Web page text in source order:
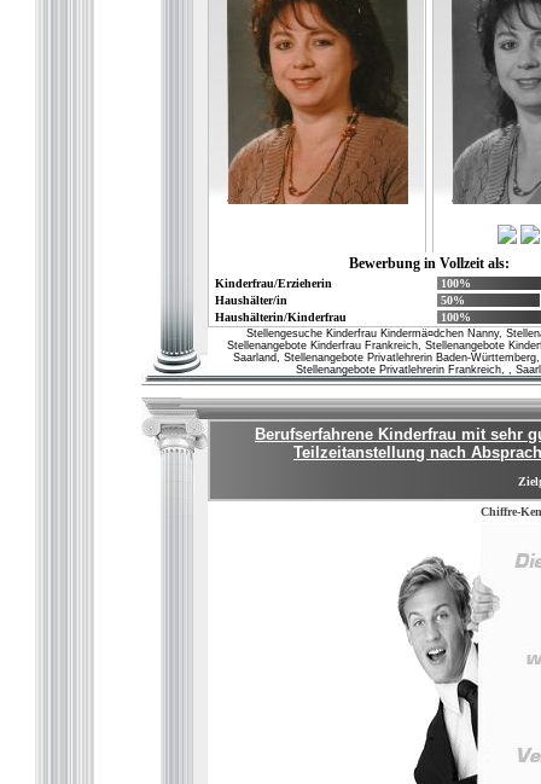
Bewerbung in Vollzeit als:
Kinderfrau/Erzieherin
100%
Haushälter/in
50%
Haushälterin/Kinderfrau
100%
Stellengesuche Kinderfrau Kindermä¤dchen Nanny,
Stellenangebote Kinderfrau Frankreich, Stellenangebote
Saarland, Stellenangebote Privatlehrerin Baden-
Stellenangebote Privatlehrerin Frankreich, ,
Berufserfahrene Kinderfrau mit sehr
Teilzeitanstellung nach
Chiffre-